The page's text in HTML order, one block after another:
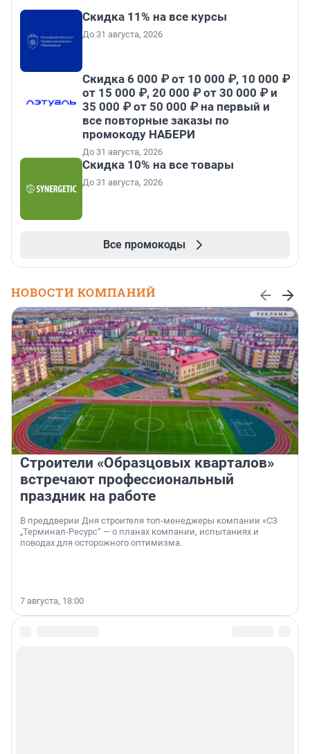
Скидка 11% на все курсы
До 31 августа, 2026
Скидка 6 000 ₽ от 10 000 ₽, 10 000 ₽
от 15 000 ₽, 20 000 ₽ от 30 000 ₽ и
35 000 ₽ от 50 000 ₽ на первый и
все повторные заказы по
промокоду НАБЕРИ
До 31 августа, 2026
Скидка 10% на все товары
До 31 августа, 2026
Все промокоды
НОВОСТИ КОМПАНИЙ
Строители «Образцовых кварталов»
встречают профессиональный
праздник на работе
В преддверии Дня строителя топ-менеджеры компании «СЗ
„Терминал-Ресурс“ — о планах компании, испытаниях и
поводах для осторожного оптимизма.
7 августа, 18:00